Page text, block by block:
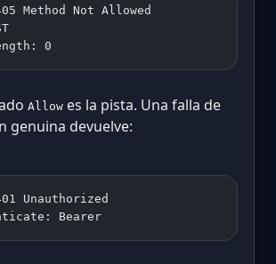
Method Not Allowed
0
Allow es la pista. Una falla de
genuina devuelve:
Unauthorized
Bearer